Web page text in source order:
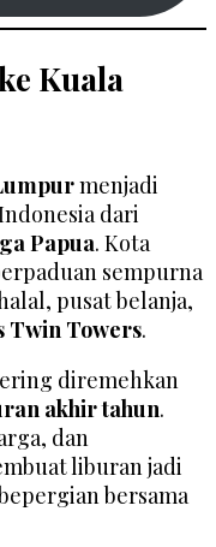
Kuala
menjadi
dari
Papua. Kota
sempurna
pusat belanja,
Twin Towers.
diremehkan
akhir tahun.
dan
liburan jadi
bersama